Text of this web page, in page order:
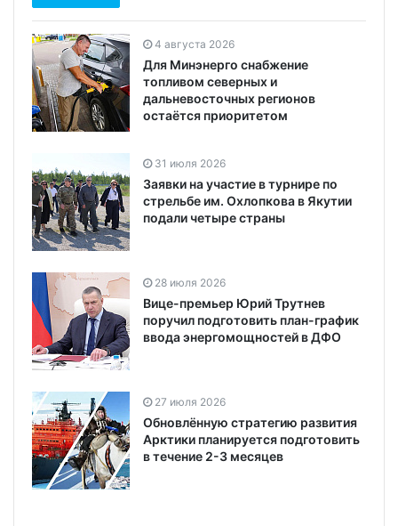
4 августа 2026
Для Минэнерго снабжение
топливом северных и
дальневосточных регионов
остаётся приоритетом
31 июля 2026
Заявки на участие в турнире по
стрельбе им. Охлопкова в Якутии
подали четыре страны
28 июля 2026
Вице-премьер Юрий Трутнев
поручил подготовить план-график
ввода энергомощностей в ДФО
27 июля 2026
Обновлённую стратегию развития
Арктики планируется подготовить
в течение 2-3 месяцев